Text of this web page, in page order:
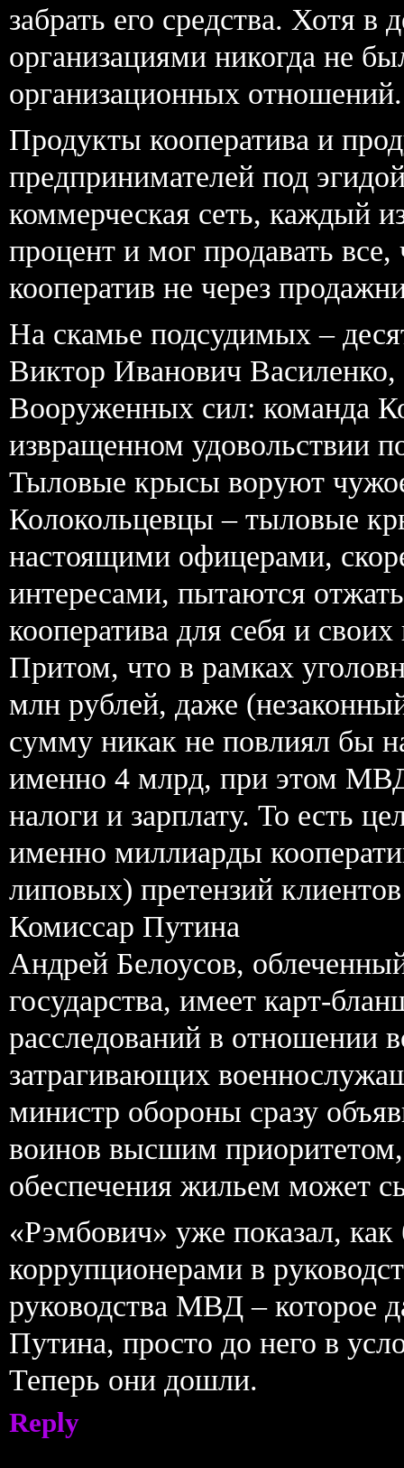
забрать его средства. Хотя
организациями никогда не
организационных отношений.
Продукты кооператива и
предпринимателей под
коммерческая сеть, каждый
процент и мог продавать
кооператив не через
На скамье подсудимых –
Виктор Иванович Василенко,
Вооруженных сил: команда
извращенном удовольствии
Тыловые крысы воруют
Колокольцевцы – тыловые
настоящими офицерами,
интересами, пытаются
кооператива для себя и
Притом, что в рамках
млн рублей, даже
сумму никак не повлиял бы
именно 4 млрд, при этом МВД
налоги и зарплату. То есть
именно миллиарды
липовых) претензий
Комиссар Путина
Андрей Белоусов,
государства, имеет карт-
расследований в отношении
затрагивающих
министр обороны сразу
воинов высшим
обеспечения жильем может
«Рэмбович» уже показал,
коррупционерами в
руководства МВД – которое
Путина, просто до него в
Теперь они дошли.
Reply